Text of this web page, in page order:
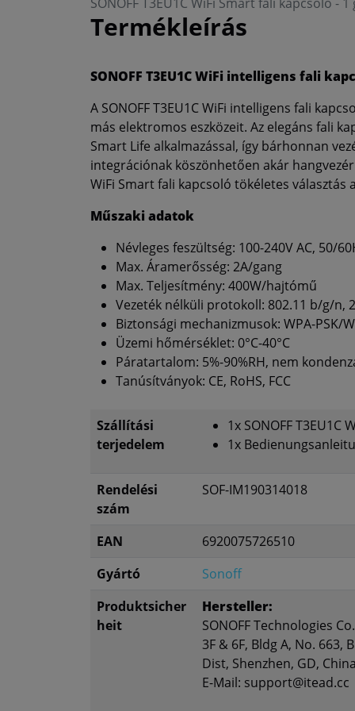
Termékleírás
SONOFF T3EU1C WiFi intelligens fali
A SONOFF T3EU1C WiFi intelligens fali
más elektromos eszközeit. Az elegáns fali
Smart Life alkalmazással, így bárhonnan
integrációnak köszönhetően akár
WiFi Smart fali kapcsoló tökéletes
Műszaki adatok
Névleges feszültség: 100-240V AC, 50/
Max. Áramerősség: 2A/gang
Max. Teljesítmény: 400W/hajtómű
Vezeték nélküli protokoll: 802.11 b/g/n,
Biztonsági mechanizmusok: WPA-PSK/
Üzemi hőmérséklet: 0°C-40°C
Páratartalom: 5%-90%RH, nem
Tanúsítványok: CE, RoHS, FCC
Szállítási
terjedelem
1x SONOFF T3EU1C
1x
Rendelési
szám
SOF-IM190314018
EAN
6920075726510
Gyártó
Sonoff
Produktsicher
heit
Hersteller:
SONOFF Technologies
3F & 6F, Bldg A, No.
Dist, Shenzhen, GD,
E-Mail: support@itead.cc